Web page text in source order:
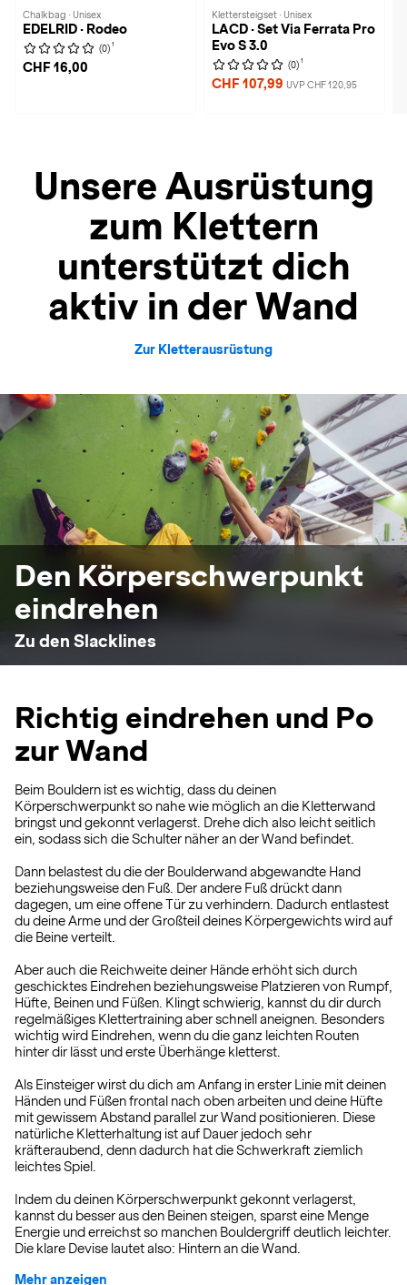
Chalkbag · Unisex
EDELRID · Rodeo
(0) 1
CHF 16,00
Klettersteigset · Unisex
LACD · Set Via Ferrata Pro
Evo S 3.0
(0) 1
CHF 107,99 UVP CHF 120,95
Unsere Ausrüstung
zum Klettern
unterstützt dich
aktiv in der Wand
Zur Kletterausrüstung
Den Körperschwerpunkt
eindrehen
Zu den Slacklines
Richtig eindrehen und Po
zur Wand
Beim Bouldern ist es wichtig, dass du deinen
Körperschwerpunkt so nahe wie möglich an die Kletterwand
bringst und gekonnt verlagerst. Drehe dich also leicht seitlich
ein, sodass sich die Schulter näher an der Wand befindet.
Dann belastest du die der Boulderwand abgewandte Hand
beziehungsweise den Fuß. Der andere Fuß drückt dann
dagegen, um eine offene Tür zu verhindern. Dadurch entlastest
du deine Arme und der Großteil deines Körpergewichts wird auf
die Beine verteilt.
Aber auch die Reichweite deiner Hände erhöht sich durch
geschicktes Eindrehen beziehungsweise Platzieren von Rumpf,
Hüfte, Beinen und Füßen. Klingt schwierig, kannst du dir durch
regelmäßiges Klettertraining aber schnell aneignen. Besonders
wichtig wird Eindrehen, wenn du die ganz leichten Routen
hinter dir lässt und erste Überhänge kletterst.
Als Einsteiger wirst du dich am Anfang in erster Linie mit deinen
Händen und Füßen frontal nach oben arbeiten und deine Hüfte
mit gewissem Abstand parallel zur Wand positionieren. Diese
natürliche Kletterhaltung ist auf Dauer jedoch sehr
kräfteraubend, denn dadurch hat die Schwerkraft ziemlich
leichtes Spiel.
Indem du deinen Körperschwerpunkt gekonnt verlagerst,
kannst du besser aus den Beinen steigen, sparst eine Menge
Energie und erreichst so manchen Bouldergriff deutlich leichter.
Die klare Devise lautet also: Hintern an die Wand.
Mehr anzeigen